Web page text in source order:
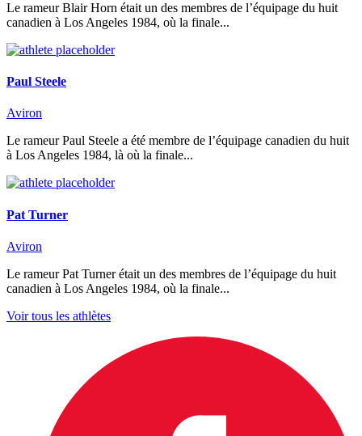
Le rameur Blair Horn était un des membres de l’équipage du huit
canadien à Los Angeles 1984, où la finale...
Paul Steele
Aviron
Le rameur Paul Steele a été membre de l’équipage canadien du huit
à Los Angeles 1984, là où la finale...
Pat Turner
Aviron
Le rameur Pat Turner était un des membres de l’équipage du huit
canadien à Los Angeles 1984, où la finale...
Voir tous les athlètes